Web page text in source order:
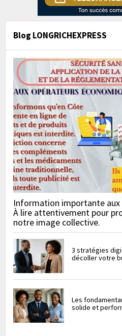
Blog LONGRICHEXPRESS
Information importante aux
À lire attentivement pour
notre image collective.
3 stratégies
décoller votre
Les
solide et